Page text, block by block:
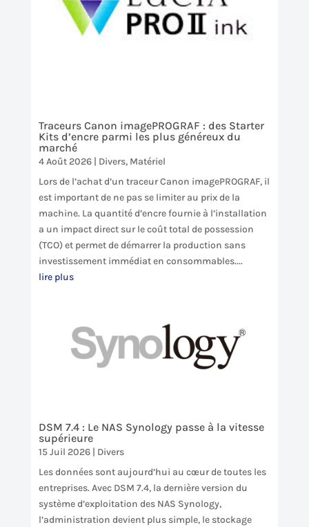
Traceurs Canon imagePROGRAF : des Starter
Kits d’encre parmi les plus généreux du
marché
4 Août 2026| Divers, Matériel
Lors de l’achat d’un traceur Canon imagePROGRAF, il
est important de ne pas se limiter au prix de la
machine. La quantité d’encre fournie à l’installation
a un impact direct sur le coût total de possession
(TCO) et permet de démarrer la production sans
investissement immédiat en consommables....
lire plus
DSM 7.4 : Le NAS Synology passe à la vitesse
supérieure
15 Juil 2026| Divers
Les données sont aujourd’hui au cœur de toutes les
entreprises. Avec DSM 7.4, la dernière version du
système d’exploitation des NAS Synology,
l’administration devient plus simple, le stockage